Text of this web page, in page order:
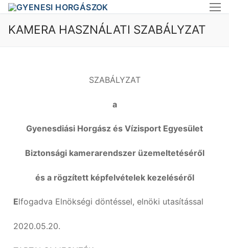
Szabályzatok
Beszámolók-Jegyzőkönyvek
KAMERA HASZNÁLATI SZABÁLYZAT
SZABÁLYZAT
a
Gyenesdiási Horgász és Vízisport Egyesület
Biztonsági kamerarendszer üzemeltetéséről
és a rögzített képfelvételek kezeléséről
Elfogadva Elnökségi döntéssel, elnöki utasítással
2020.05.20.